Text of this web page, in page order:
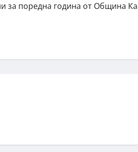
за поредна година от Община